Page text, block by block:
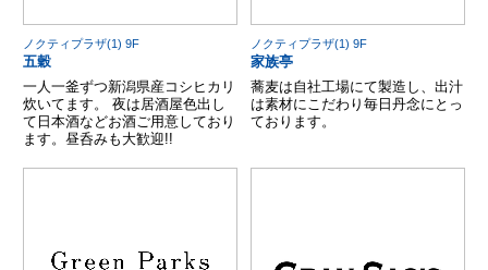
ノクティプラザ(1) 9F
五穀
一人一釜ずつ新潟県産コシヒカリ
炊いてます。 夜は居酒屋色出し
て日本酒などお酒ご用意しており
ます。昼呑みも大歓迎!!
ノクティプラザ(1) 9F
家族亭
蕎麦は自社工場にて製造し、出汁
は素材にこだわり毎日丹念にとっ
ております。